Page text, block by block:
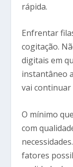
rápida.
Enfrentar
cogitação.
digitais em
instantâneo
vai continuar
O mínimo
com
fatores